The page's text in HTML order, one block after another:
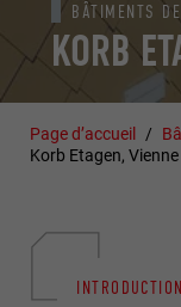
KORB
BÂTIMENTS
Page d’accueil
Korb Etagen, Vienne
INTRODUCTION